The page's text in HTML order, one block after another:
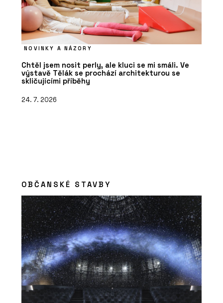
NOVINKY A NÁZORY
Chtěl jsem nosit perly, ale kluci se mi smáli. Ve
výstavě Tělák se prochází architekturou se
skličujícími příběhy
24. 7. 2026
OBČANSKÉ STAVBY